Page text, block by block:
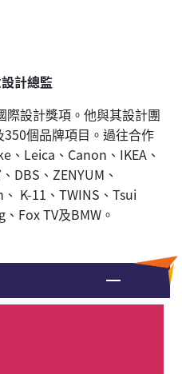
計總監
際設計獎項。他與其設計團
個品牌項目。過往合作
、Leica、Canon、IKEA、
DBS、ZENYUM、
K-11、TWINS、Tsui
Fox TV及BMW。